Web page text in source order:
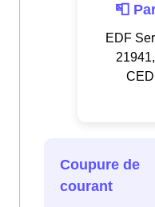
📮
EDF
Coupure de
courant